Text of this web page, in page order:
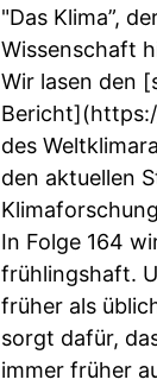
"Das Klima”,
Wissenschaft
Wir lasen den
Bericht](
des
den aktuellen
In Folge 164
frühlingshaft.
früher als
sorgt dafür,
immer früher